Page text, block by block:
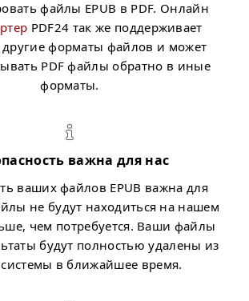
файлы EPUB в PDF. Онлайн
PDF24 так же поддерживает
другие форматы файлов и может
PDF файлы обратно в иные
форматы.
важна для нас
ваших файлов EPUB важна для
не будут находиться на нашем
чем потребуется. Ваши файлы
будут полностью удалены из
в ближайшее время.